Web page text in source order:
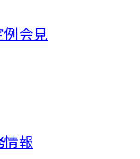
会見
報